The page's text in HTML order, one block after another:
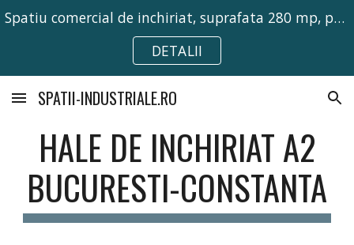
Skip to main content Skip to navigation
Spatiu comercial de inchiriat, suprafata 280 mp, pretabil pentru activitati comerciale, birouri sau depozitare.
DETALII
SPATII-INDUSTRIALE.RO
HALE DE INCHIRIAT A2
BUCURESTI-CONSTANTA